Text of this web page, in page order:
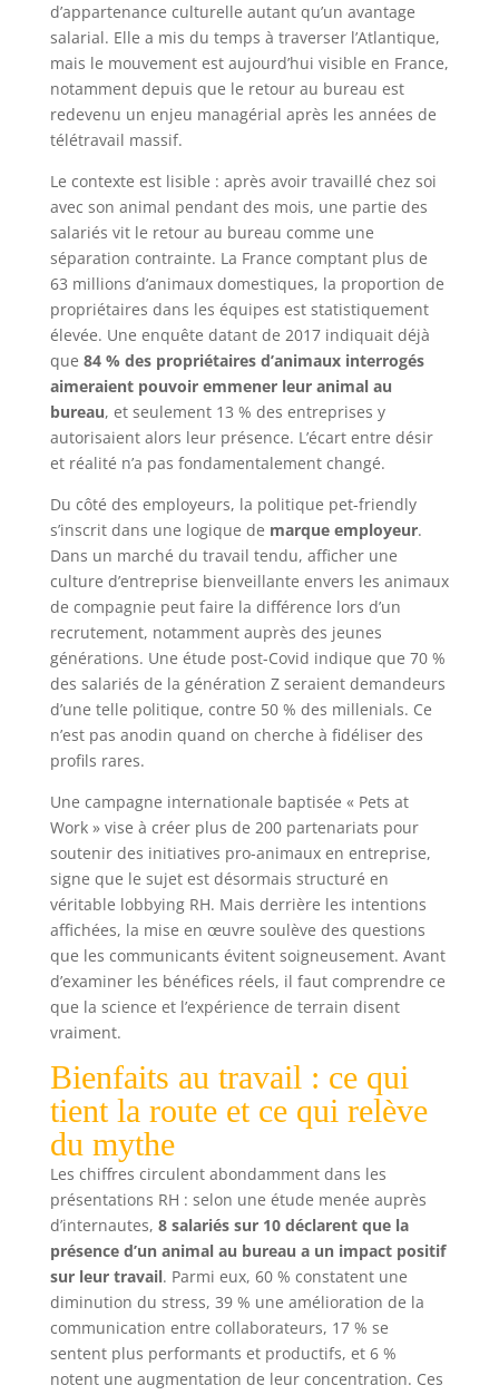
d’appartenance culturelle autant qu’un avantage
salarial. Elle a mis du temps à traverser l’Atlantique,
mais le mouvement est aujourd’hui visible en France,
notamment depuis que le retour au bureau est
redevenu un enjeu managérial après les années de
télétravail massif.
Le contexte est lisible : après avoir travaillé chez soi
avec son animal pendant des mois, une partie des
salariés vit le retour au bureau comme une
séparation contrainte. La France comptant plus de
63 millions d’animaux domestiques, la proportion de
propriétaires dans les équipes est statistiquement
élevée. Une enquête datant de 2017 indiquait déjà
que 84 % des propriétaires d’animaux interrogés
aimeraient pouvoir emmener leur animal au
bureau, et seulement 13 % des entreprises y
autorisaient alors leur présence. L’écart entre désir
et réalité n’a pas fondamentalement changé.
Du côté des employeurs, la politique pet-friendly
s’inscrit dans une logique de marque employeur.
Dans un marché du travail tendu, afficher une
culture d’entreprise bienveillante envers les animaux
de compagnie peut faire la différence lors d’un
recrutement, notamment auprès des jeunes
générations. Une étude post-Covid indique que 70 %
des salariés de la génération Z seraient demandeurs
d’une telle politique, contre 50 % des millenials. Ce
n’est pas anodin quand on cherche à fidéliser des
profils rares.
Une campagne internationale baptisée « Pets at
Work » vise à créer plus de 200 partenariats pour
soutenir des initiatives pro-animaux en entreprise,
signe que le sujet est désormais structuré en
véritable lobbying RH. Mais derrière les intentions
affichées, la mise en œuvre soulève des questions
que les communicants évitent soigneusement. Avant
d’examiner les bénéfices réels, il faut comprendre ce
que la science et l’expérience de terrain disent
vraiment.
Bienfaits au travail : ce qui
tient la route et ce qui relève
du mythe
Les chiffres circulent abondamment dans les
présentations RH : selon une étude menée auprès
d’internautes, 8 salariés sur 10 déclarent que la
présence d’un animal au bureau a un impact positif
sur leur travail. Parmi eux, 60 % constatent une
diminution du stress, 39 % une amélioration de la
communication entre collaborateurs, 17 % se
sentent plus performants et productifs, et 6 %
notent une augmentation de leur concentration. Ces